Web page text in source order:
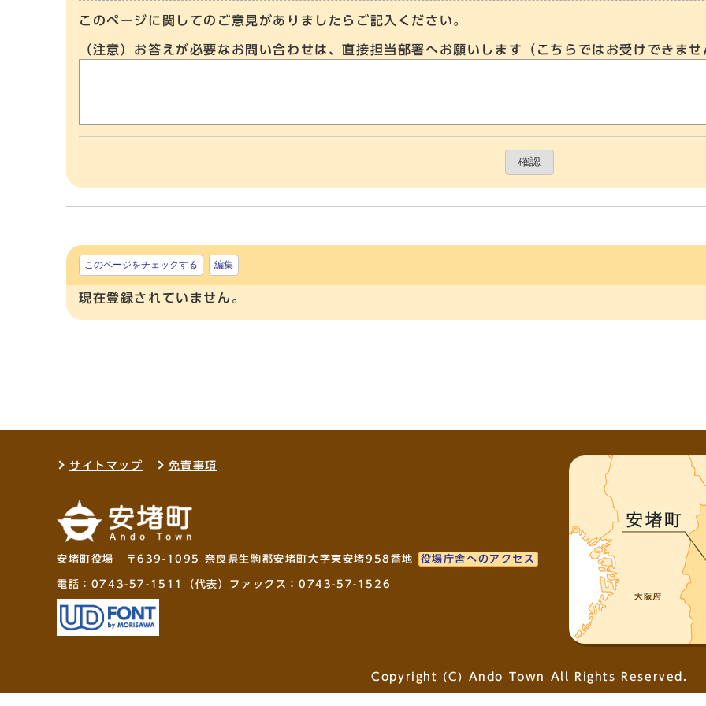
このページに関してのご意見がありましたらご記入ください。
（注意）お答えが必要なお問い合わせは、直接担当部署へお願いします（こちらではお受けできま
確認
このページをチェックする 編集
現在登録されていません。
サイトマップ 免責事項
安堵町役場 〒639-1095 奈良県生駒郡安堵町大字東安堵958番地 役場庁舎へのアクセス
電話： 0743-57-1511 （代表）ファックス：0743-57-1526
Copyright (C) Ando Town All Rights Reserved.